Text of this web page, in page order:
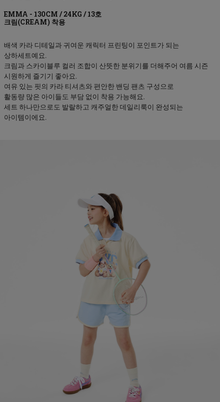
크림(CREAM)
배색 카라 디테일과 귀여운 캐릭터 프린팅이 포인트가 되는
상하세트예요.
크림과 스카이블루 컬러 조합이 산뜻한 분위기를 더해주어 여름 시즌
시원하게 즐기기 좋아요.
여유 있는 핏의 카라 티셔츠와 편안한 밴딩 팬츠 구성으로
활동량 많은 아이들도 부담 없이 착용 가능해요.
세트 하나만으로도 발랄하고 캐주얼한 데일리룩이 완성되는
아이템이에요.